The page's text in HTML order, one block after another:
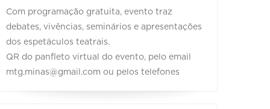
Com programação gratuita, evento traz
debates, vivências, seminários e apresentações
dos espetáculos teatrais.
QR do panfleto virtual do evento, pelo email
mtg.minas@gmail.com ou pelos telefones